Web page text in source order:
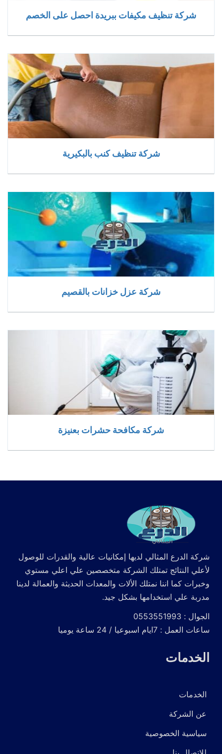
شركة تنظيف مكيفات ببريدة احصل على الخصم
شركة تنظيف كنب بالبكيرية
شركة عزل خزانات بالقصيم
شركة مكافحة حشرات بعنيزة
شركة الدرع المثالي لديها إمكانيات عالية والقدرات للوصول
لأعلي النتائج تمتلك الشركة متخصصين علي اعلي مستوي
وخبرات كما اننا نمتلك الألات والمعدات الحديثة والعمالة لدينا
مدربة علي استخدامها بشكل جيد.
الجوال : 0553551993
ساعات العمل : 7ايام اسبوعيا / 24 ساعة يوميا
الخدمات
الخدمات
عن الشركة
سياسية الخصوصية